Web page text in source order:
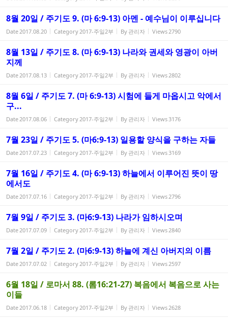
8월 20일 / 주기도 9. (마 6:9-13) 아멘 - 예수님이 이루십니다
Date2017.08.20 Category2017-주일2부 By 관리자 Views2790
8월 13일 / 주기도 8. (마 6:9-13) 나라와 권세와 영광이 아버
지께
Date2017.08.13 Category2017-주일2부 By 관리자 Views2802
8월 6일 / 주기도 7. (마 6:9-13) 시험에 들게 마옵시고 악에서
구...
Date2017.08.06 Category2017-주일2부 By 관리자 Views3176
7월 23일 / 주기도 5. (마6:9-13) 일용할 양식을 구하는 자들
Date2017.07.23 Category2017-주일2부 By 관리자 Views3169
7월 16일 / 주기도 4. (마 6:9-13) 하늘에서 이루어진 뜻이 땅
에서도
Date2017.07.16 Category2017-주일2부 By 관리자 Views2796
7월 9일 / 주기도 3. (마6:9-13) 나라가 임하시오며
Date2017.07.09 Category2017-주일2부 By 관리자 Views2840
7월 2일 / 주기도 2. (마6:9-13) 하늘에 계신 아버지의 이름
Date2017.07.02 Category2017-주일2부 By 관리자 Views2597
6월 18일 / 로마서 88. (롬16:21-27) 복음에서 복음으로 사는
이들
Date2017.06.18 Category2017-주일2부 By 관리자 Views2628